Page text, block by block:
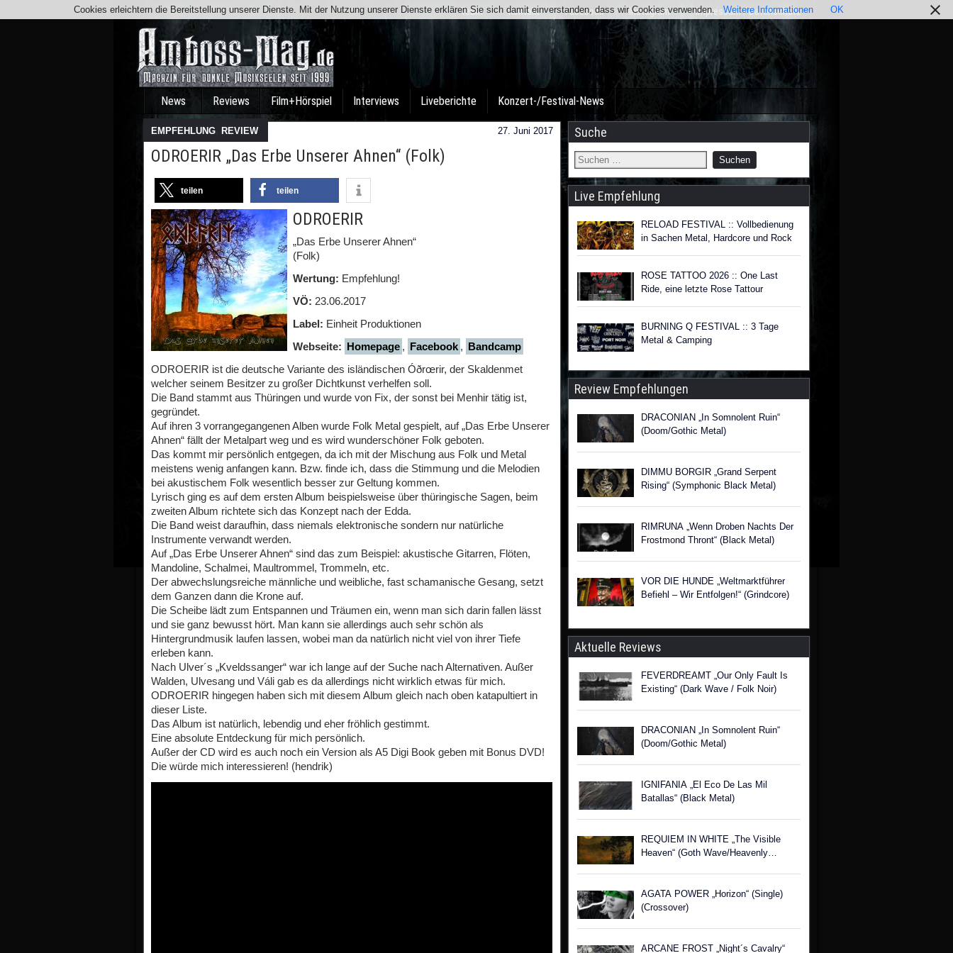
Team Kontakt Facebook Instagram Impressum / Datenschutz
News Reviews Film+Hörspiel Interviews Liveberichte Konzert-/Festival-News
EMPFEHLUNG REVIEW 27. Juni 2017
ODROERIR „Das Erbe Unserer Ahnen“ (Folk)
teilen teilen
ODROERIR
„Das Erbe Unserer Ahnen“
(Folk)
Wertung: Empfehlung!
VÖ: 23.06.2017
Label: Einheit Produktionen
Webseite: Homepage , Facebook , Bandcamp
ODROERIR ist die deutsche Variante des isländischen Óðrœrir, der Skaldenmet
welcher seinem Besitzer zu großer Dichtkunst verhelfen soll.
Die Band stammt aus Thüringen und wurde von Fix, der sonst bei Menhir tätig ist,
gegründet.
Auf ihren 3 vorrangegangenen Alben wurde Folk Metal gespielt, auf „Das Erbe Unserer
Ahnen“ fällt der Metalpart weg und es wird wunderschöner Folk geboten.
Das kommt mir persönlich entgegen, da ich mit der Mischung aus Folk und Metal
meistens wenig anfangen kann. Bzw. finde ich, dass die Stimmung und die Melodien
bei akustischem Folk wesentlich besser zur Geltung kommen.
Lyrisch ging es auf dem ersten Album beispielsweise über thüringische Sagen, beim
zweiten Album richtete sich das Konzept nach der Edda.
Die Band weist daraufhin, dass niemals elektronische sondern nur natürliche
Instrumente verwandt werden.
Auf „Das Erbe Unserer Ahnen“ sind das zum Beispiel: akustische Gitarren, Flöten,
Mandoline, Schalmei, Maultrommel, Trommeln, etc.
Der abwechslungsreiche männliche und weibliche, fast schamanische Gesang, setzt
dem Ganzen dann die Krone auf.
Die Scheibe lädt zum Entspannen und Träumen ein, wenn man sich darin fallen lässt
und sie ganz bewusst hört. Man kann sie allerdings auch sehr schön als
Hintergrundmusik laufen lassen, wobei man da natürlich nicht viel von ihrer Tiefe
erleben kann.
Nach Ulver´s „Kveldssanger“ war ich lange auf der Suche nach Alternativen. Außer
Walden, Ulvesang und Váli gab es da allerdings nicht wirklich etwas für mich.
ODROERIR hingegen haben sich mit diesem Album gleich nach oben katapultiert in
dieser Liste.
Das Album ist natürlich, lebendig und eher fröhlich gestimmt.
Eine absolute Entdeckung für mich persönlich.
Außer der CD wird es auch noch ein Version als A5 Digi Book geben mit Bonus DVD!
Die würde mich interessieren! (hendrik)
Suche
Live Empfehlung
RELOAD FESTIVAL :: Vollbedienung
in Sachen Metal, Hardcore und Rock
ROSE TATTOO 2026 :: One Last
Ride, eine letzte Rose Tattour
BURNING Q FESTIVAL :: 3 Tage
Metal & Camping
Review Empfehlungen
DRACONIAN „In Somnolent Ruin“
(Doom/Gothic Metal)
DIMMU BORGIR „Grand Serpent
Rising“ (Symphonic Black Metal)
RIMRUNA „Wenn Droben Nachts Der
Frostmond Thront“ (Black Metal)
VOR DIE HUNDE „Weltmarktführer
Befiehl – Wir Entfolgen!“ (Grindcore)
Aktuelle Reviews
FEVERDREAMT „Our Only Fault Is
Existing“ (Dark Wave / Folk Noir)
DRACONIAN „In Somnolent Ruin“
(Doom/Gothic Metal)
IGNIFANIA „El Eco De Las Mil
Batallas“ (Black Metal)
REQUIEM IN WHITE „The Visible
Heaven“ (Goth Wave/Heavenly
AGATA POWER „Horizon“ (Single)
(Crossover)
ARCANE FROST „Night´s Cavalry“
Cookies erleichtern die Bereitstellung unserer Dienste. Mit der Nutzung unserer Dienste erklären Sie sich damit einverstanden, dass wir Cookies verwenden. Weitere Informationen OK